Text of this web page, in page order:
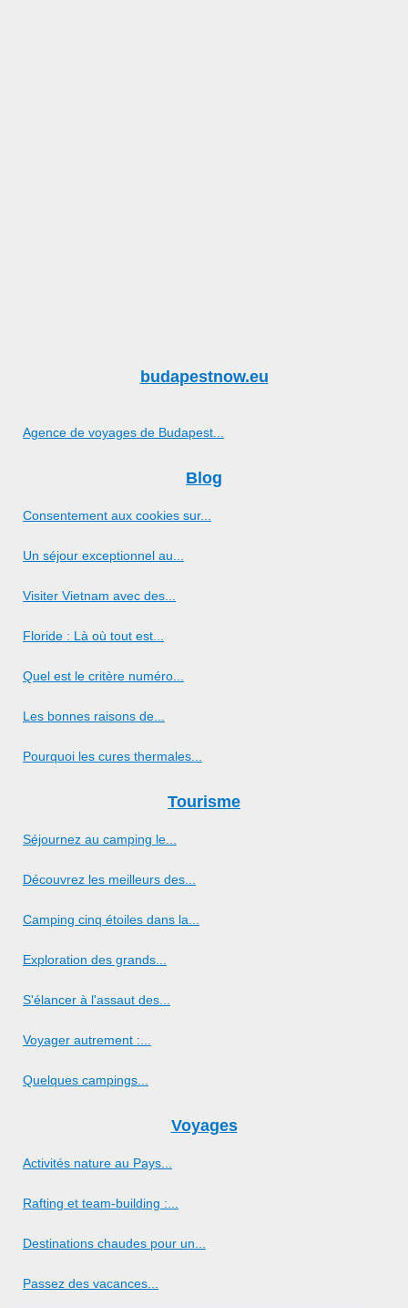
budapestnow.eu
Agence de voyages de Budapest...
Blog
Consentement aux cookies sur...
Un séjour exceptionnel au...
Visiter Vietnam avec des...
Floride : Là où tout est...
Quel est le critère numéro...
Les bonnes raisons de...
Pourquoi les cures thermales...
Tourisme
Séjournez au camping le...
Découvrez les meilleurs des...
Camping cinq étoiles dans la...
Exploration des grands...
S'élancer à l'assaut des...
Voyager autrement :...
Quelques campings...
Voyages
Activités nature au Pays...
Rafting et team-building :...
Destinations chaudes pour un...
Passez des vacances...